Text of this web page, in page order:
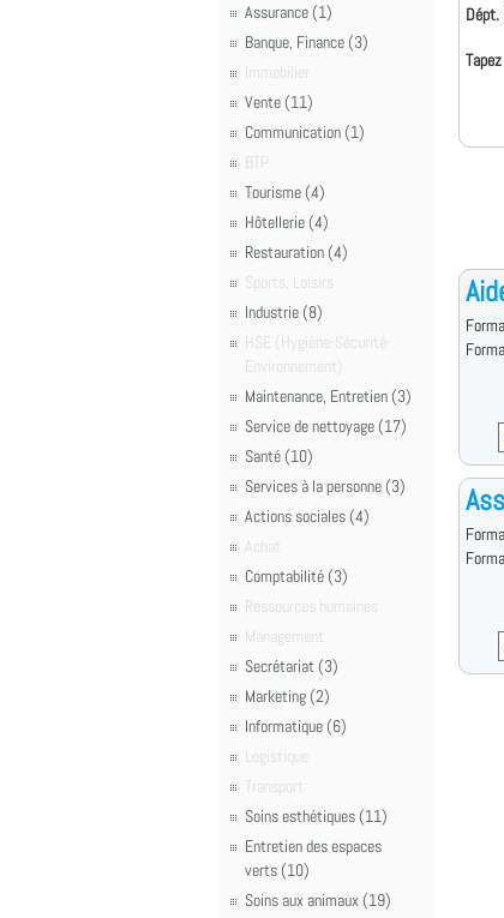
Assurance (1)
Banque, Finance (3)
Immobilier
Vente (11)
Communication (1)
BTP
Tourisme (4)
Hôtellerie (4)
Restauration (4)
Sports, Loisirs
Industrie (8)
HSE (Hygiène-Sécurité-
Environnement)
Maintenance, Entretien (3)
Service de nettoyage (17)
Santé (10)
Services à la personne (3)
Actions sociales (4)
Achat
Comptabilité (3)
Ressources humaines
Management
Secrétariat (3)
Marketing (2)
Informatique (6)
Logistique
Transport
Soins esthétiques (11)
Entretien des espaces
verts (10)
Soins aux animaux (19)
Dépt.